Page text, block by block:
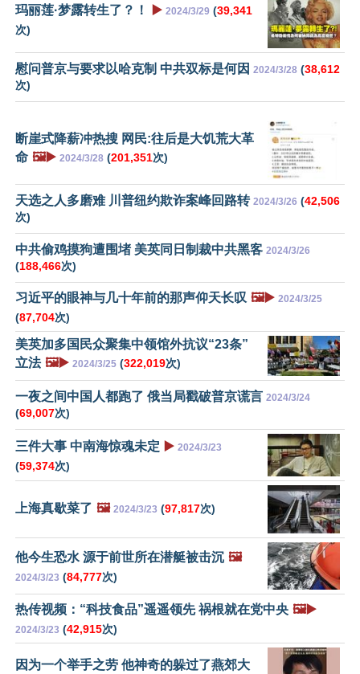
玛丽莲·梦露转生了？！ ▶️ 2024/3/29 (39,341
次)
慰问普京与要求以哈克制 中共双标是何因 2024/3/28 (38,612
次)
断崖式降薪冲热搜 网民:往后是大饥荒大革
命 🖼️▶️ 2024/3/28 (201,351次)
天选之人多磨难 川普纽约欺诈案峰回路转 2024/3/26 (42,506
次)
中共偷鸡摸狗遭围堵 美英同日制裁中共黑客 2024/3/26
(188,466次)
习近平的眼神与几十年前的那声仰天长叹 🖼️▶️ 2024/3/25
(87,704次)
美英加多国民众聚集中领馆外抗议“23条”
立法 🖼️▶️ 2024/3/25 (322,019次)
一夜之间中国人都跑了 俄当局戳破普京谎言 2024/3/24
(69,007次)
三件大事 中南海惊魂未定 ▶️ 2024/3/23
(59,374次)
上海真歇菜了 🖼️ 2024/3/23 (97,817次)
他今生恐水 源于前世所在潜艇被击沉 🖼️
2024/3/23 (84,777次)
热传视频：“科技食品”遥遥领先 祸根就在党中央 🖼️▶️
2024/3/23 (42,915次)
因为一个举手之劳 他神奇的躲过了燕郊大